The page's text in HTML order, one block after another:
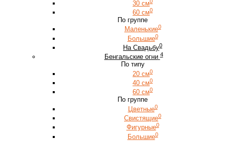
30 см
60 см0
По группе
Маленькие0
Большие0
На Свадьбу0
Бенгальские огни 4
По типу
20 см0
40 см0
60 см0
По группе
Цветные0
Свистящие0
Фигурные0
Большие0